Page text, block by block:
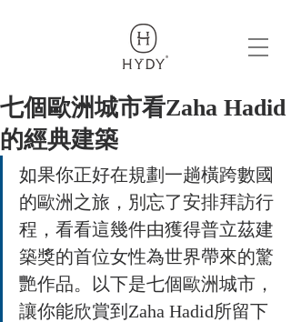
七個歐洲城市看Zaha Hadid
的經典建築
如果你正好在規劃一趟橫跨數國
的歐洲之旅，別忘了安排拜訪行
程，看看這幾件由獲得普立茲建
築獎的首位女性為世界帶來的驚
艷作品。以下是七個歐洲城市，
讓你能欣賞到Zaha Hadid所留下